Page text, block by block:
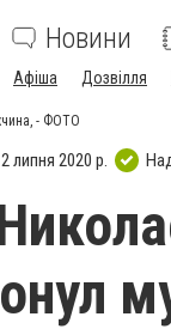
Новини
Афіша Дозвілля
- ФОТО
липня 2020 р.